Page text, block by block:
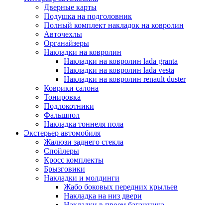
Дверные карты
Подушка на подголовник
Полный комплект накладок на ковролин
Авточехлы
Органайзеры
Накладки на ковролин
Накладки на ковролин lada granta
Накладки на ковролин lada vesta
Накладки на ковролин renault duster
Коврики салона
Тонировка
Подлокотники
Фальшпол
Накладка тоннеля пола
Экстерьер автомобиля
Жалюзи заднего стекла
Спойлеры
Кросс комплекты
Брызговики
Накладки и молдинги
Жабо боковых передних крыльев
Накладка на низ двери